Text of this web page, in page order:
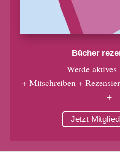
Bücher
Werde
+ Mitschreiben +
+
Jetzt